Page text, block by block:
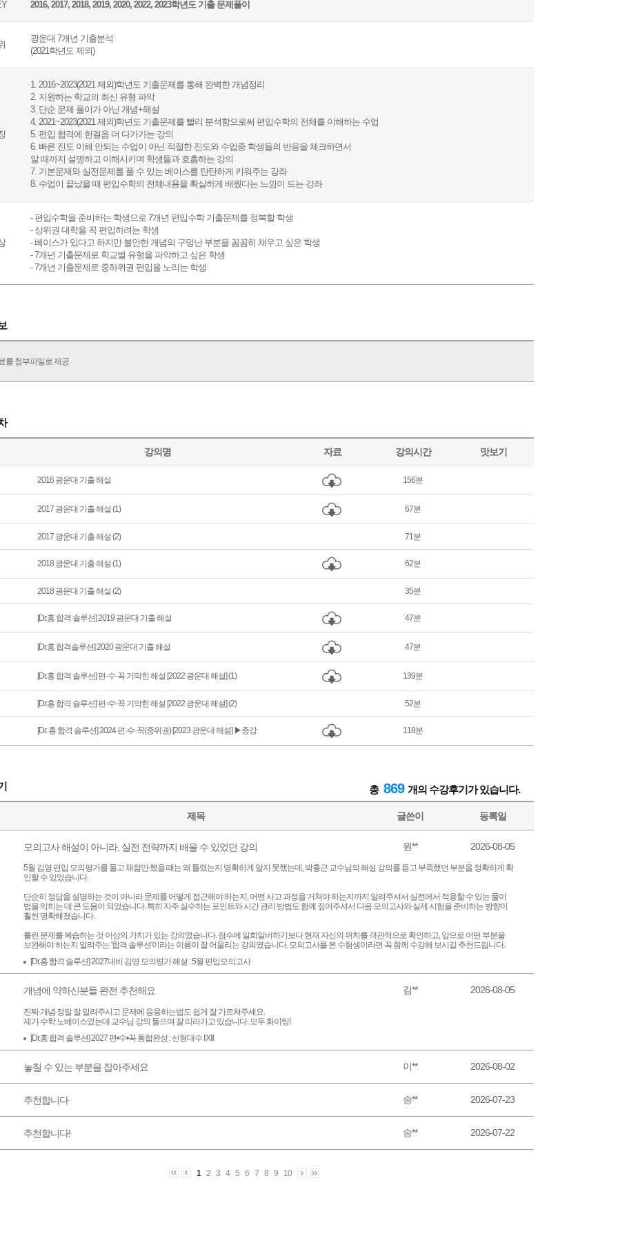
2016, 2017, 2018, 2019, 2020, 2022, 2023학년도 기출 문제풀이
광운대 7개년 기출분석
(2021학년도 제외)
1. 2016~2023(2021 제외)학년도 기출문제를 통해 완벽한 개념정리
2. 지원하는 학교의 최신 유형 파악
3. 단순 문제 풀이가 아닌 개념+해설
4. 2021~2023(2021 제외)학년도 기출문제를 빨리 분석함으로써 편입수학의 전체를 이해하는 수업
5. 편입 합격에 한걸음 더 다가가는 강의
6. 빠른 진도 이해 안되는 수업이 아닌 적절한 진도와 수업중 학생들의 반응을 체크하면서
알 때까지 설명하고 이해시키며 학생들과 호흡하는 강의
7. 기본문제와 실전문제를 풀 수 있는 베이스를 탄탄하게 키워주는 강좌
8. 수업이 끝났을 때 편입수학의 전체내용을 확실하게 배웠다는 느낌이 드는 강좌
- 편입수학을 준비하는 학생으로 7개년 편입수학 기출문제를 정복할 학생
- 상위권 대학을 꼭 편입하려는 학생
- 베이스가 있다고 하지만 불안한 개념의 구멍난 부분을 꼼꼼히 채우고 싶은 학생
- 7개년 기출문제로 학교별 유형을 파악하고 싶은 학생
- 7개년 기출문제로 중하위권 편입을 노리는 학생
를 첨부파일로 제공
강의명 자료 강의시간 맛보기
2016 광운대 기출 해설 156분
2017 광운대 기출 해설 (1) 67분
2017 광운대 기출 해설 (2) 71분
2018 광운대 기출 해설 (1) 62분
2018 광운대 기출 해설 (2) 35분
[Dr.홍 합격 솔루션] 2019 광운대 기출 해설 47분
[Dr.홍 합격솔루션] 2020 광운대 기출 해설 47분
[Dr.홍 합격 솔루션] 편·수·꼭 기막힌 해설 [2022 광운대 해설] (1) 139분
[Dr.홍 합격 솔루션] 편·수·꼭 기막힌 해설 [2022 광운대 해설] (2) 52분
[Dr. 홍 합격 솔루션] 2024 편·수·꼭(중위권) [2023 광운대 해설] ▶종강 118분
총 869 개의 수강후기가 있습니다.
제목 글쓴이 등록일
모의고사 해설이 아니라, 실전 전략까지 배울 수 있었던 강의 원** 2026-08-05
5월 김영 편입 모의평가를 풀고 채점만 했을 때는 왜 틀렸는지 명확하게 알지 못했는데, 박홍근 교수님의 해설 강의를 듣고 부족했던 부분을 정확하게 확
인할 수 있었습니다.
단순히 정답을 설명하는 것이 아니라 문제를 어떻게 접근해야 하는지, 어떤 사고 과정을 거쳐야 하는지까지 알려주셔서 실전에서 적용할 수 있는 풀이
법을 익히는 데 큰 도움이 되었습니다. 특히 자주 실수하는 포인트와 시간 관리 방법도 함께 짚어주셔서 다음 모의고사와 실제 시험을 준비하는 방향이
훨씬 명확해졌습니다.
틀린 문제를 복습하는 것 이상의 가치가 있는 강의였습니다. 점수에 일희일비하기보다 현재 자신의 위치를 객관적으로 확인하고, 앞으로 어떤 부분을
보완해야 하는지 알려주는 '합격 솔루션'이라는 이름이 잘 어울리는 강의였습니다. 모의고사를 본 수험생이라면 꼭 함께 수강해 보시길 추천드립니다.
[Dr.홍 합격 솔루션] 2027대비 김영 모의평가 해설 : 5월 편입모의고사
개념에 약하신분들 완전 추천해요 김** 2026-08-05
진짜 개념 정말 잘 알려주시고 문제에 응용하는법도 쉽게 잘 가르쳐주세요.
제가 수학 노베이스였는데 교수님 강의 들으며 잘 따라가고 있습니다. 모두 화이팅!
[Dr.홍 합격 솔루션] 2027 편•수•꼭 통합완성 : 선형대수 ⅠXⅡ
놓칠 수 있는 부분을 잡아주세요 이** 2026-08-02
추천합니다 송** 2026-07-23
추천합니다! 송** 2026-07-22
1 2 3 4 5 6 7 8 9 10